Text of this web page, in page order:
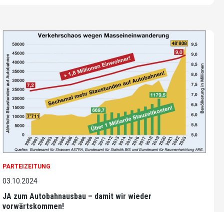
PARTEIZEITUNG
03.10.2024
JA zum Autobahnausbau – damit wir wieder
vorwärtskommen!